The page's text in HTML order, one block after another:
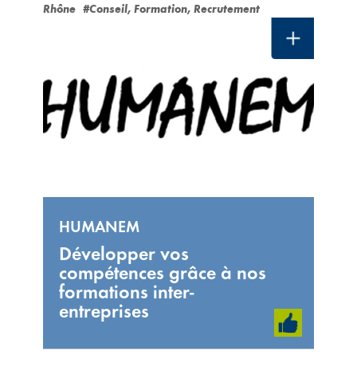
Rhône #Conseil, Formation, Recrutement
HUMANEM
Développer vos
compétences grâce à nos
formations inter-
entreprises